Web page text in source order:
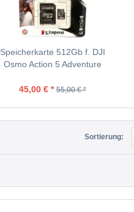
Speicherkarte 512Gb f. DJI
Osmo Action 5 Adventure
45,00 € * 55,00 € *
Sortierung: